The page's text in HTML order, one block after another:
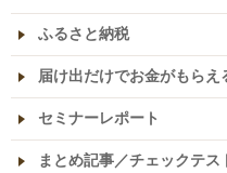
ふるさと納税
届け出だけでお金がもらえ
セミナーレポート
まとめ記事／チェックテス